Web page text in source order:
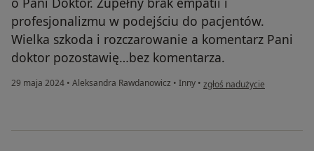
profesjonalizmu w podejściu do pacjentów.
Wielka szkoda i rozczarowanie a komentarz Pani
doktor pozostawię…bez komentarza.
29 maja 2024 • Aleksandra Rawdanowicz • Inny • w opinii użytkownika
zgłoś nadużycie